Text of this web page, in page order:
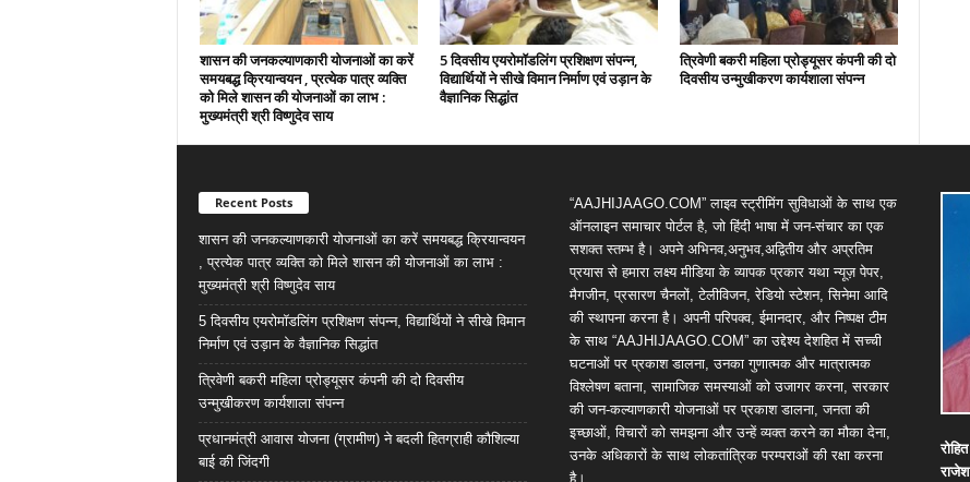
शासन की जनकल्याणकारी योजनाओं का करें
समयबद्ध क्रियान्वयन , प्रत्येक पात्र व्यक्ति
को मिले शासन की योजनाओं का लाभ :
मुख्यमंत्री श्री विष्णुदेव साय
5 दिवसीय एयरोमॉडलिंग प्रशिक्षण संपन्न,
विद्यार्थियों ने सीखे विमान निर्माण एवं उड़ान के
वैज्ञानिक सिद्धांत
त्रिवेणी बकरी महिला प्रोड्यूसर कंपनी की दो
दिवसीय उन्मुखीकरण कार्यशाला संपन्न
Recent Posts
शासन की जनकल्याणकारी योजनाओं का करें समयबद्ध क्रियान्वयन
, प्रत्येक पात्र व्यक्ति को मिले शासन की योजनाओं का लाभ :
मुख्यमंत्री श्री विष्णुदेव साय
5 दिवसीय एयरोमॉडलिंग प्रशिक्षण संपन्न, विद्यार्थियों ने सीखे विमान
निर्माण एवं उड़ान के वैज्ञानिक सिद्धांत
त्रिवेणी बकरी महिला प्रोड्यूसर कंपनी की दो दिवसीय
उन्मुखीकरण कार्यशाला संपन्न
प्रधानमंत्री आवास योजना (ग्रामीण) ने बदली हितग्राही कौशिल्या
बाई की जिंदगी
“AAJHIJAAGO.COM” लाइव स्ट्रीमिंग सुविधाओं के साथ एक
ऑनलाइन समाचार पोर्टल है, जो हिंदी भाषा में जन-संचार का एक
सशक्त स्तम्भ है। अपने अभिनव,अनुभव,अद्वितीय और अप्रतिम
प्रयास से हमारा लक्ष्य मीडिया के व्यापक प्रकार यथा न्यूज़ पेपर,
मैगजीन, प्रसारण चैनलों, टेलीविजन, रेडियो स्टेशन, सिनेमा आदि
की स्थापना करना है। अपनी परिपक्व, ईमानदार, और निष्पक्ष टीम
के साथ “AAJHIJAAGO.COM” का उद्देश्य देशहित में सच्ची
घटनाओं पर प्रकाश डालना, उनका गुणात्मक और मात्रात्मक
विश्लेषण बताना, सामाजिक समस्याओं को उजागर करना, सरकार
की जन-कल्याणकारी योजनाओं पर प्रकाश डालना, जनता की
इच्छाओं, विचारों को समझना और उन्हें व्यक्त करने का मौका देना,
उनके अधिकारों के साथ लोकतांत्रिक परम्पराओं की रक्षा करना
है।
रोहित
राजेश